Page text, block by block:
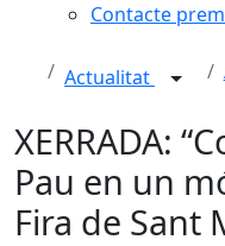
Contacte
Actualitat
XERRADA:
Pau en un
Fira de Sant